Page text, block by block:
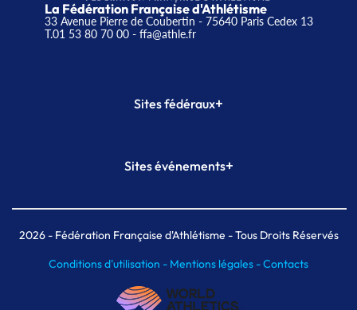
La Fédération Française d'Athlétisme
33 Avenue Pierre de Coubertin - 75640 Paris Cedex 13
T.01 53 80 70 00- ffa@athle.fr
Sites fédéraux+
Plateforme Formation
Sites événements+
Meeting de Paris indoor
MAIF Ekiden de Paris
2026- Fédération Française d'Athlétisme - Tous Droits Réservés
Conditions d'utilisation - Mentions légales -Contacts